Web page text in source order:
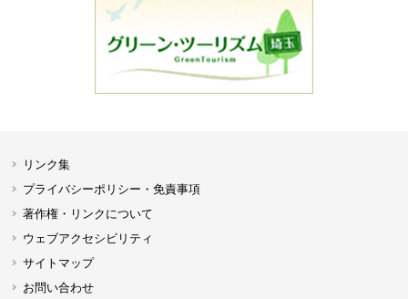
リンク集
プライバシーポリシー・免責事項
著作権・リンクについて
ウェブアクセシビリティ
サイトマップ
お問い合わせ